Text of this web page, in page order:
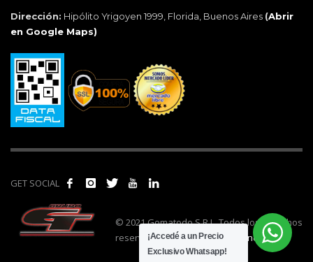
Dirección: Hipólito Yrigoyen 1999, Florida, Buenos Aires (Abrir
en Google Maps)
GET SOCIAL
© 2021 Gomatodo S.R.L. Todos los derechos
reservados. | Realizado por
cónclave.
¡Accedé a un Precio
Exclusivo Whatsapp!